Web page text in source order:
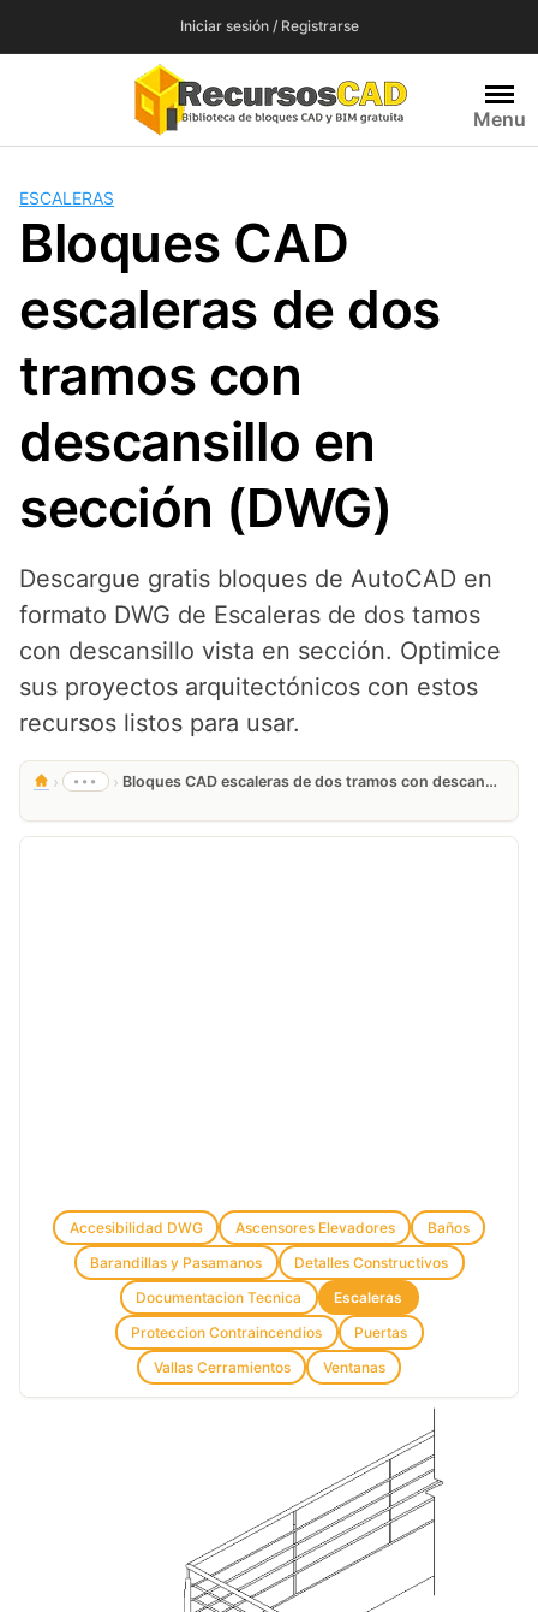
Iniciar sesión / Registrarse
Menu
ESCALERAS
Bloques CAD
escaleras de dos
tramos con
descansillo en
sección (DWG)
Descargue gratis bloques de AutoCAD en
formato DWG de Escaleras de dos tamos
con descansillo vista en sección. Optimice
sus proyectos arquitectónicos con estos
recursos listos para usar.
› ••• › Bloques CAD escaleras de dos tramos con descansillo en sección (DWG)
Accesibilidad DWG Ascensores Elevadores
Baños
Barandillas y Pasamanos
Detalles Constructivos
Documentacion Tecnica
Escaleras
Proteccion Contraincendios
Puertas
Vallas Cerramientos
Ventanas